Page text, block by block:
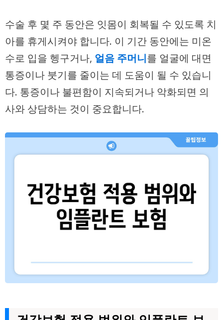
수술 후 몇 주 동안은 잇몸이 회복될 수 있도록 치
아를 휴게시켜야 합니다. 이 기간 동안에는 미온
수로 입을 헹구거나, 얼음 주머니를 얼굴에 대면
통증이나 붓기를 줄이는 데 도움이 될 수 있습니
다. 통증이나 불편함이 지속되거나 악화되면 의
사와 상담하는 것이 중요합니다.